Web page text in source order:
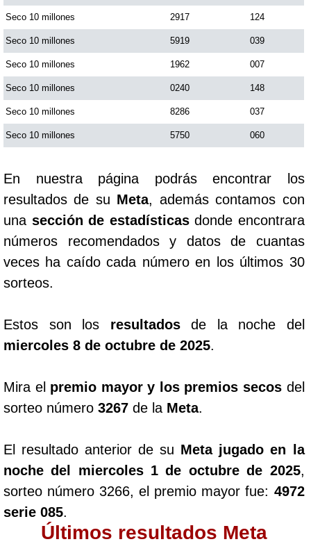
Seco 10 millones 2917 124
Seco 10 millones 5919 039
Seco 10 millones 1962 007
Seco 10 millones 0240 148
Seco 10 millones 8286 037
Seco 10 millones 5750 060
En nuestra página podrás encontrar los
resultados de su Meta, además contamos con
una sección de estadísticasdonde encontrara
números recomendados y datos de cuantas
veces ha caído cada número en los últimos 30
sorteos.
Estos son los resultadosde la noche del
miercoles 8 de octubre de 2025.
Mira el premio mayor y los premios secosdel
sorteo número 3267 de la Meta.
El resultado anterior de su Meta jugado en la
noche del miercoles 1 de octubre de 2025,
sorteo número 3266, el premio mayor fue: 4972
serie 085.
Últimos resultados Meta